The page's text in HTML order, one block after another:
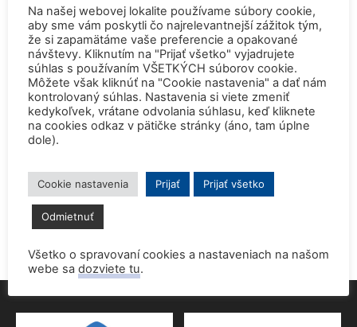
Palivo v Mochovciach 4: Slovensko upevňuje pozíciu medzi
jadrovou špičkou Európy
2. júla 2026
Startup Helion získal stámilióny na fúznu elektráreň pre
Microsoft
15. júna 2026
Prednáška o jadrovej energetike zaujala študentov aj
9. júna 2026
Povolenie jadrového dozoru pre 4.blok EMO
9. júna 2026
Na našej webovej lokalite používame súbory cookie,
aby sme vám poskytli čo najrelevantnejší zážitok tým,
že si zapamätáme vaše preferencie a opakované
návštevy. Kliknutím na "Prijať všetko" vyjadrujete
súhlas s používaním VŠETKÝCH súborov cookie.
Môžete však kliknúť na "Cookie nastavenia" a dať nám
kontrolovaný súhlas. Nastavenia si viete zmeniť
kedykoľvek, vrátane odvolania súhlasu, keď kliknete
na cookies odkaz v pätičke stránky (áno, tam úplne
dole).
Cookie nastavenia Prijať Prijať všetko
Odmietnuť
Všetko o spravovaní cookies a nastaveniach na našom
webe sa dozviete tu.